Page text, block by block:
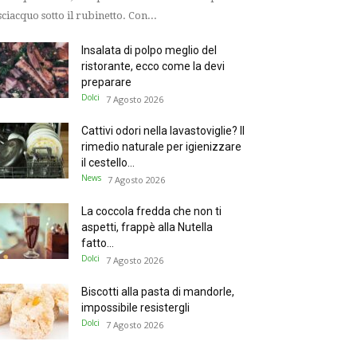
sotto il rubinetto. Con...
Insalata di polpo meglio del
ristorante, ecco come la devi
preparare
Dolci 7 Agosto 2026
Cattivi odori nella lavastoviglie? Il
rimedio naturale per igienizzare
il cestello...
News 7 Agosto 2026
La coccola fredda che non ti
aspetti, frappè alla Nutella
fatto...
Dolci 7 Agosto 2026
Biscotti alla pasta di mandorle,
impossibile resistergli
Dolci 7 Agosto 2026